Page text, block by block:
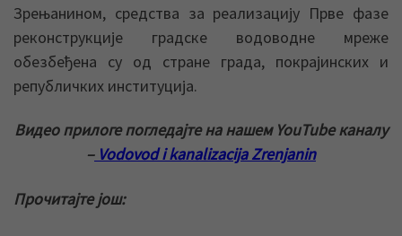
Зрењанином, средства за реализацију Прве фазе
реконструкције градске водоводне мреже
обезбеђена су од стране града, покрајинских и
републичких институција.
Видео прилоге погледајте на нашем YouTube каналу
– Vodovod i kanalizacija Zrenjanin
Прочитајте још: